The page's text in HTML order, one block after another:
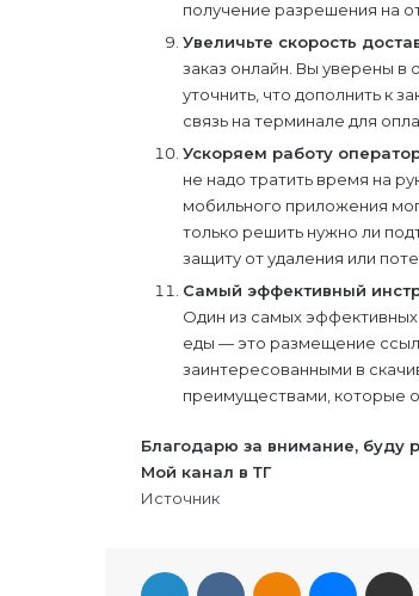
получение разрешения на
Увеличьте скорость
заказ онлайн. Вы уверены в
уточнить, что дополнить к
связь на терминале для
Ускоряем работу
не надо тратить время на
мобильного приложения
только решить нужно ли
защиту от удаления или
Самый эффективный
Один из самых
еды — это размещение
заинтересованными в
преимуществами, которые
Благодарю за внимание,
Мой канал в ТГ
Источник